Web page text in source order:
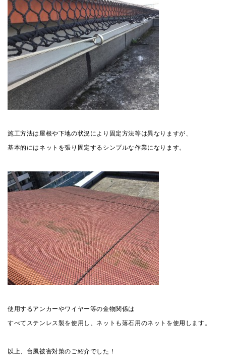
施工方法は屋根や下地の状況により固定方法等は異なりますが、
基本的にはネットを張り固定するシンプルな作業になります。
使用するアンカーやワイヤー等の金物関係は
すべてステンレス製を使用し、ネットも落石用のネットを使用します。
以上、台風被害対策のご紹介でした！